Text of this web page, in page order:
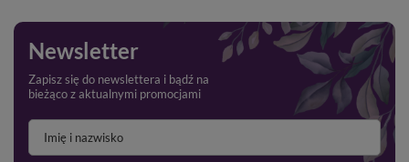
Newsletter
Zapisz się do newslettera i bądź na
bieżąco z aktualnymi promocjami